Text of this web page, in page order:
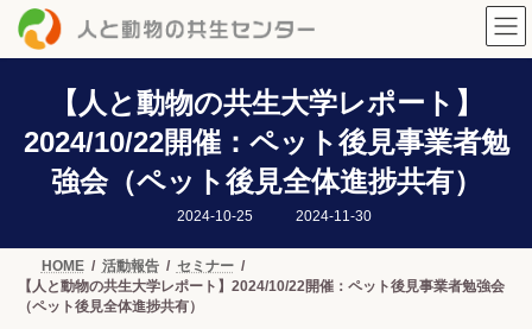
【人と動物の共生大学レポート】
2024/10/22開催：ペット後見事業者勉
強会（ペット後見全体進捗共有）
2024-10-25
最
時
2024-11-30
HOME 活動報告
セミナー
【人と動物の共生大学レポート】2024/10/22開催：ペット後見事業者勉強会
（ペット後見全体進捗共有）